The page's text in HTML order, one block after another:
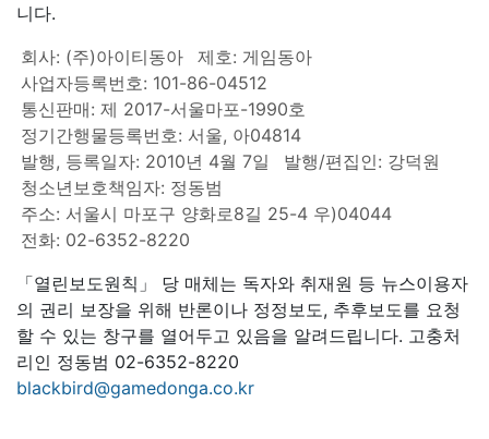
니다.
회사: (주)아이티동아
제호: 게임동아
사업자등록번호: 101-86-04512
통신판매: 제 2017-서울마포-1990호
정기간행물등록번호: 서울, 아04814
발행, 등록일자: 2010년 4월 7일
발행/편집인: 강덕원
청소년보호책임자: 정동범
주소: 서울시 마포구 양화로8길 25-4 우)04044
전화: 02-6352-8220
「열린보도원칙」 당 매체는 독자와 취재원 등 뉴스이용자
의 권리 보장을 위해 반론이나 정정보도, 추후보도를 요청
할 수 있는 창구를 열어두고 있음을 알려드립니다. 고충처
리인 정동범 02-6352-8220
blackbird@gamedonga.co.kr